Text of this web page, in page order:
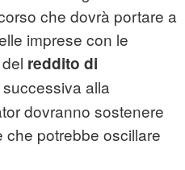
che dovrà portare a
imprese con le
reddito di
alla
dovranno sostenere
che potrebbe oscillare